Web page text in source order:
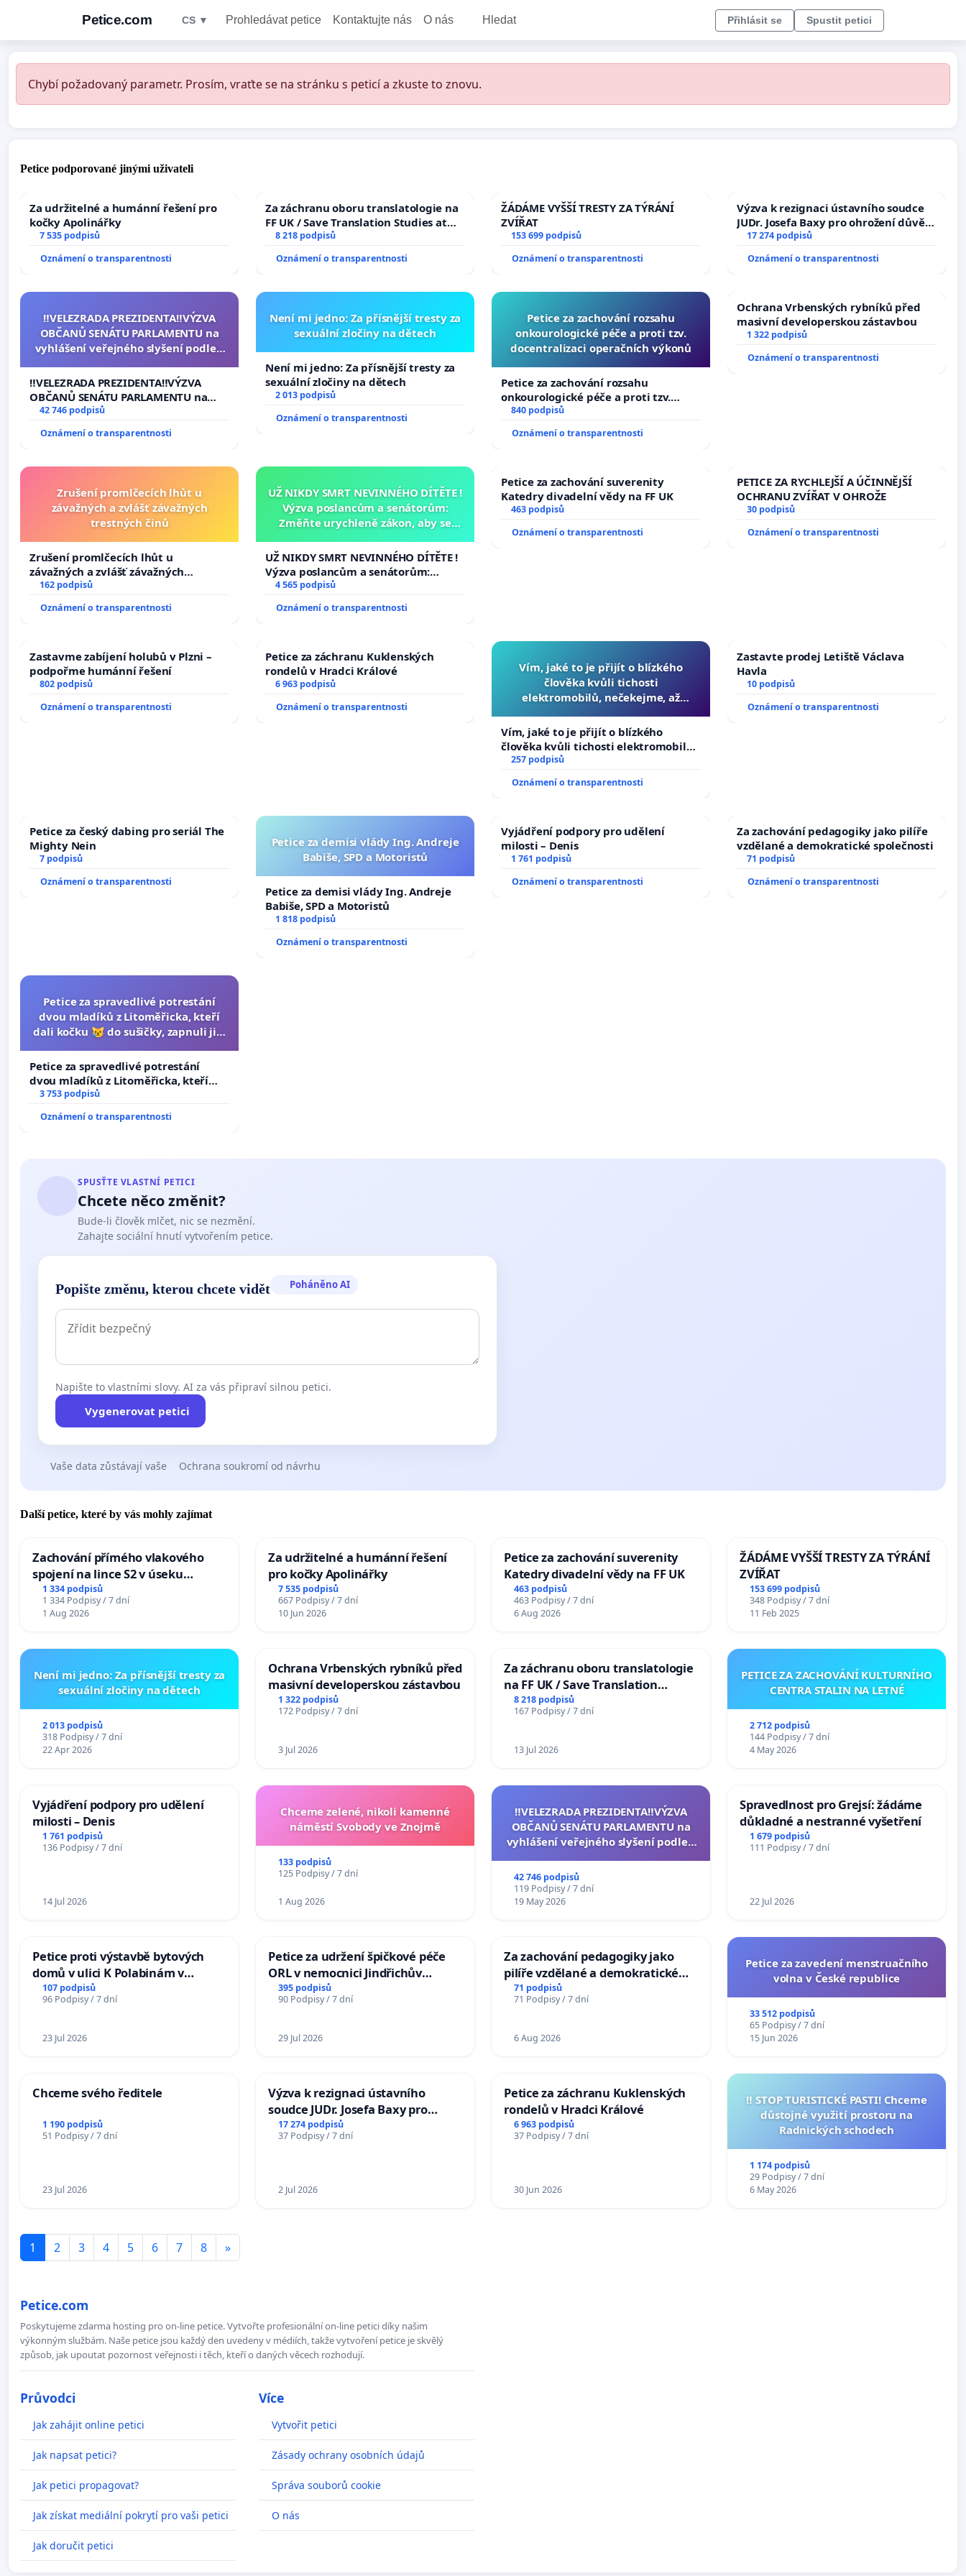
Petice.com CS ▼ Prohledávat petice Kontaktujte nás O nás Hledat Přihlásit se Spustit petici
Chybí požadovaný parametr. Prosím, vraťte se na stránku s peticí a zkuste to znovu.
Petice podporované jinými uživateli
Za udržitelné a humánní řešení pro
kočky Apolinářky
7 535 podpisů
Oznámení o transparentnosti
Za záchranu oboru translatologie na
FF UK / Save Translation Studies at
the Faculty of Arts, Charles
University
8 218 podpisů
Oznámení o transparentnosti
ŽÁDÁME VYŠŠÍ TRESTY ZA TÝRÁNÍ
ZVÍŘAT
153 699 podpisů
Oznámení o transparentnosti
Výzva k rezignaci ústavního soudce
JUDr. Josefa Baxy pro ohrožení důvěry
ve spravedlivý proces
17 274 podpisů
Oznámení o transparentnosti
‼️VELEZRADA PREZIDENTA‼️VÝZVA
OBČANŮ SENÁTU PARLAMENTU na
vyhlášení veřejného slyšení podle §
na přijetí usnesení k podání ústavní
žaloby na prezidenta republiky
‼️VELEZRADA PREZIDENTA‼️VÝZVA
OBČANŮ SENÁTU PARLAMENTU na
vyhlášení veřejného slyšení podle §
144 jednacího řádu Senátu k návrhu
na přijetí usnesení k podání ústavní
42 746 podpisů
Oznámení o transparentnosti
Není mi jedno: Za přísnější tresty za
sexuální zločiny na dětech
Není mi jedno: Za přísnější tresty za
sexuální zločiny na dětech
2 013 podpisů
Oznámení o transparentnosti
Petice za zachování rozsahu
onkourologické péče a proti tzv.
docentralizaci operačních výkonů
Petice za zachování rozsahu
onkourologické péče a proti tzv.
docentralizaci operačních výkonů
840 podpisů
Oznámení o transparentnosti
Ochrana Vrbenských rybníků před
masivní developerskou zástavbou
1 322 podpisů
Oznámení o transparentnosti
Zrušení promlčecích lhůt u
závažných a zvlášť závažných
trestných činů
Zrušení promlčecích lhůt u
závažných a zvlášť závažných
trestných činů
162 podpisů
Oznámení o transparentnosti
UŽ NIKDY SMRT NEVINNÉHO DÍTĚTE !
Výzva poslancům a senátorům:
Změňte urychleně zákon, aby se
opakovat!
UŽ NIKDY SMRT NEVINNÉHO DÍTĚTE !
Výzva poslancům a senátorům:
Změňte urychleně zákon, aby se
tragédie malé Viktorky už nemohla
opakovat!
4 565 podpisů
Oznámení o transparentnosti
Petice za zachování suverenity
Katedry divadelní vědy na FF UK
463 podpisů
Oznámení o transparentnosti
PETICE ZA RYCHLEJŠÍ A ÚČINNĚJŠÍ
OCHRANU ZVÍŘAT V OHROŽE
30 podpisů
Oznámení o transparentnosti
Zastavme zabíjení holubů v Plzni –
podpořme humánní řešení
802 podpisů
Oznámení o transparentnosti
Petice za záchranu Kuklenských
rondelů v Hradci Králové
6 963 podpisů
Oznámení o transparentnosti
Vím, jaké to je přijít o blízkého
člověka kvůli tichosti
elektromobilů, nečekejme, až
auta!
Vím, jaké to je přijít o blízkého
člověka kvůli tichosti elektromobilů,
nečekejme, až přibydou další,
zaveďme slyšitelná auta!
257 podpisů
Oznámení o transparentnosti
Zastavte prodej Letiště Václava
Havla
10 podpisů
Oznámení o transparentnosti
Petice za český dabing pro seriál The
Mighty Nein
7 podpisů
Oznámení o transparentnosti
Petice za demisi vlády Ing. Andreje
Babiše, SPD a Motoristů
Petice za demisi vlády Ing. Andreje
Babiše, SPD a Motoristů
1 818 podpisů
Oznámení o transparentnosti
Vyjádření podpory pro udělení
milosti – Denis
1 761 podpisů
Oznámení o transparentnosti
Za zachování pedagogiky jako pilíře
vzdělané a demokratické společnosti
71 podpisů
Oznámení o transparentnosti
Petice za spravedlivé potrestání
dvou mladíků z Litoměřicka, kteří
dali kočku 😿 do sušičky, zapnuli ji a
Petice za spravedlivé potrestání
dvou mladíků z Litoměřicka, kteří
dali kočku 😿 do sušičky, zapnuli ji a
umírání zvířete natočili.
3 753 podpisů
Oznámení o transparentnosti
SPUSŤTE VLASTNÍ PETICI
Chcete něco změnit?
Bude-li člověk mlčet, nic se nezmění.
Zahajte sociální hnutí vytvořením petice.
Popište změnu, kterou chcete vidět Poháněno AI
Napište to vlastními slovy. AI za vás připraví silnou petici.
Vygenerovat petici
Vaše data zůstávají vaše Ochrana soukromí od návrhu
Další petice, které by vás mohly zajímat
Zachování přímého vlakového
spojení na lince S2 v úseku
Ostrava – Bohumín – Karviná –
Mosty u Jablunkova
1 334 podpisů
1 334 Podpisy / 7 dní
1 Aug 2026
Za udržitelné a humánní řešení
pro kočky Apolinářky
7 535 podpisů
667 Podpisy / 7 dní
10 Jun 2026
Petice za zachování suverenity
Katedry divadelní vědy na FF UK
463 podpisů
463 Podpisy / 7 dní
6 Aug 2026
ŽÁDÁME VYŠŠÍ TRESTY ZA TÝRÁNÍ
ZVÍŘAT
153 699 podpisů
348 Podpisy / 7 dní
11 Feb 2025
Není mi jedno: Za přísnější tresty za
sexuální zločiny na dětech
2 013 podpisů
318 Podpisy / 7 dní
22 Apr 2026
Ochrana Vrbenských rybníků před
masivní developerskou zástavbou
1 322 podpisů
172 Podpisy / 7 dní
3 Jul 2026
Za záchranu oboru translatologie
na FF UK / Save Translation
Studies at the Faculty of Arts,
Charles University
8 218 podpisů
167 Podpisy / 7 dní
13 Jul 2026
PETICE ZA ZACHOVÁNÍ KULTURNÍHO
CENTRA STALIN NA LETNÉ
2 712 podpisů
144 Podpisy / 7 dní
4 May 2026
Vyjádření podpory pro udělení
milosti – Denis
1 761 podpisů
136 Podpisy / 7 dní
14 Jul 2026
Chceme zelené, nikoli kamenné
náměstí Svobody ve Znojmě
133 podpisů
125 Podpisy / 7 dní
1 Aug 2026
‼️VELEZRADA PREZIDENTA‼️VÝZVA
OBČANŮ SENÁTU PARLAMENTU na
vyhlášení veřejného slyšení podle §
na přijetí usnesení k podání ústavní
žaloby na prezidenta republiky
42 746 podpisů
119 Podpisy / 7 dní
19 May 2026
Spravedlnost pro Grejsí: žádáme
důkladné a nestranné vyšetření
1 679 podpisů
111 Podpisy / 7 dní
22 Jul 2026
Petice proti výstavbě bytových
domů v ulici K Polabinám v
Pardubicích
107 podpisů
96 Podpisy / 7 dní
23 Jul 2026
Petice za udržení špičkové péče
ORL v nemocnici Jindřichův
Hradec
395 podpisů
90 Podpisy / 7 dní
29 Jul 2026
Za zachování pedagogiky jako
pilíře vzdělané a demokratické
společnosti
71 podpisů
71 Podpisy / 7 dní
6 Aug 2026
Petice za zavedení menstruačního
volna v České republice
33 512 podpisů
65 Podpisy / 7 dní
15 Jun 2026
Chceme svého ředitele
1 190 podpisů
51 Podpisy / 7 dní
23 Jul 2026
Výzva k rezignaci ústavního
soudce JUDr. Josefa Baxy pro
ohrožení důvěry ve spravedlivý
proces
17 274 podpisů
37 Podpisy / 7 dní
2 Jul 2026
Petice za záchranu Kuklenských
rondelů v Hradci Králové
6 963 podpisů
37 Podpisy / 7 dní
30 Jun 2026
‼️ STOP TURISTICKÉ PASTI! Chceme
důstojné využití prostoru na
Radnických schodech
1 174 podpisů
29 Podpisy / 7 dní
6 May 2026
1 2 3 4 5 6 7 8 »
Petice.com
Poskytujeme zdarma hosting pro on-line petice. Vytvořte profesionální on-line petici díky našim
výkonným službám. Naše petice jsou každý den uvedeny v médiích, takže vytvoření petice je skvělý
způsob, jak upoutat pozornost veřejnosti i těch, kteří o daných věcech rozhodují.
Průvodci
Jak zahájit online petici
Jak napsat petici?
Jak petici propagovat?
Jak získat mediální pokrytí pro vaši petici
Jak doručit petici
Více
Vytvořit petici
Zásady ochrany osobních údajů
Správa souborů cookie
O nás